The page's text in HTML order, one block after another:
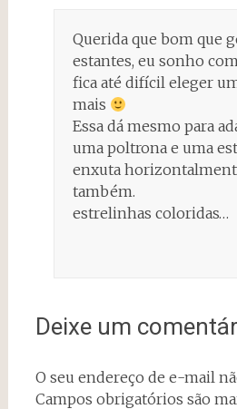
Querida que bom que
estantes, eu sonho
fica até difícil eleger
mais
Essa dá mesmo para
uma poltrona e uma
enxuta
também.
estrelinhas coloridas…
Deixe um
O seu endereço de e-mail
Campos obrigatórios são